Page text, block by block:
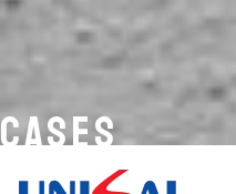
CASES